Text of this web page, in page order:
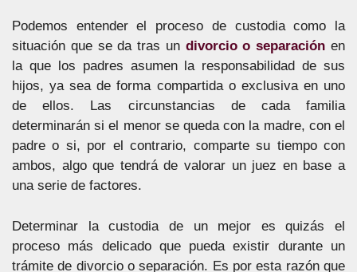
Podemos entender el proceso de custodia como la
situación que se da tras un divorcio o separación en
la que los padres asumen la responsabilidad de sus
hijos, ya sea de forma compartida o exclusiva en uno
de ellos. Las circunstancias de cada familia
determinarán si el menor se queda con la madre, con el
padre o si, por el contrario, comparte su tiempo con
ambos, algo que tendrá de valorar un juez en base a
una serie de factores.
Determinar la custodia de un mejor es quizás el
proceso más delicado que pueda existir durante un
trámite de divorcio o separación. Es por esta razón que